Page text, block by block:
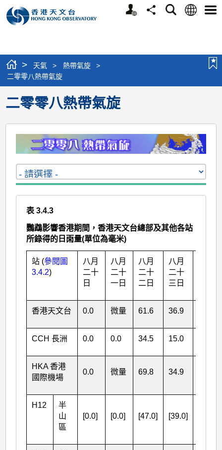
個
分
搜
語
選
> 天氣 > 熱帶氣旋
>
二零零八熱帶氣旋
二零零八熱帶氣旋
表 3.4.3
鸚鵡影響香港期間，香港天文台總部及其他各站
所錄得的日雨量(單位為毫米)
站 (參閱圖
3.4.2)
八月
二十
日
八月
二十
一日
八月
二十
二日
八月
二十
三日
香港天文台 0.0 微量 61.6 36.9
CCH 長洲 0.0 0.0 34.5 15.0
HKA 香港
國際機場
0.0 微量 69.8 34.9
H12
半
山
區
[0.0] [0.0] [47.0]
[39.0]